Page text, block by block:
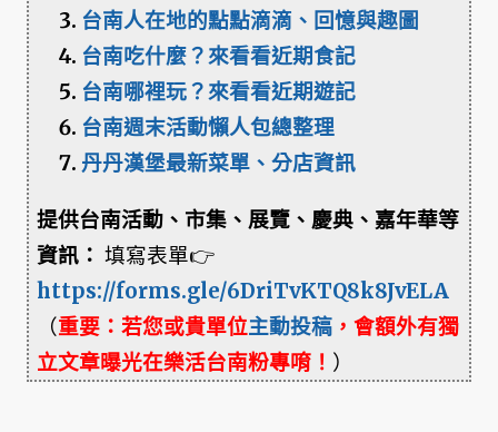
台南人在地的點點滴滴、回憶與趣圖
台南吃什麼？來看看近期食記
台南哪裡玩？來看看近期遊記
台南週末活動懶人包總整理
丹丹漢堡最新菜單、分店資訊
提供台南活動、市集、展覽、慶典、嘉年華等
資訊： 填寫表單👉
https://forms.gle/6DriTvKTQ8k8JvELA
（重要：若您或貴單位主動投稿 ，會額外有獨
立文章曝光在樂活台南粉專唷！ ）